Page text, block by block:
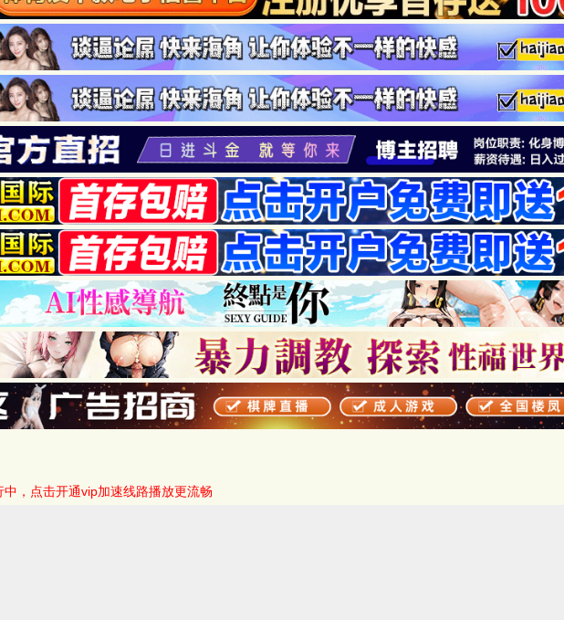
中，点击开通vip加速线路播放更流畅